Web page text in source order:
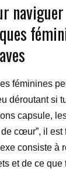
féminines
déroutant si
capsule,
cœur”, il est
consiste à
et de ce que